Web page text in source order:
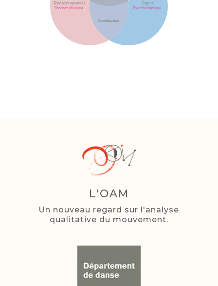
Espace
Fonction haptique
Fond tonicopostural
Fonction phorique
Coordination
L'OAM
Un nouveau regard sur l'analyse
qualitative du mouvement.